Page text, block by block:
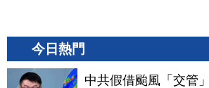
今日熱門
中共假借颱風「交管